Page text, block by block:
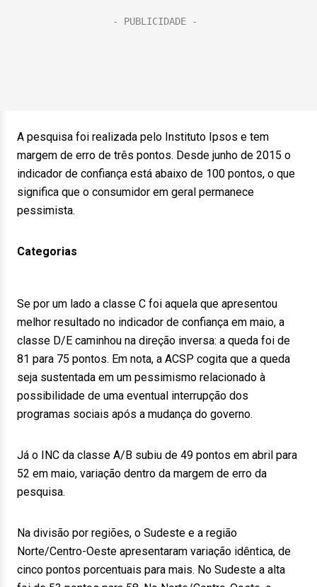
A pesquisa foi realizada pelo Instituto Ipsos e tem
margem de erro de três pontos. Desde junho de 2015 o
indicador de confiança está abaixo de 100 pontos, o que
significa que o consumidor em geral permanece
pessimista.
Categorias
Se por um lado a classe C foi aquela que apresentou
melhor resultado no indicador de confiança em maio, a
classe D/E caminhou na direção inversa: a queda foi de
81 para 75 pontos. Em nota, a ACSP cogita que a queda
seja sustentada em um pessimismo relacionado à
possibilidade de uma eventual interrupção dos
programas sociais após a mudança do governo.
Já o INC da classe A/B subiu de 49 pontos em abril para
52 em maio, variação dentro da margem de erro da
pesquisa.
Na divisão por regiões, o Sudeste e a região
Norte/Centro-Oeste apresentaram variação idêntica, de
cinco pontos porcentuais para mais. No Sudeste a alta